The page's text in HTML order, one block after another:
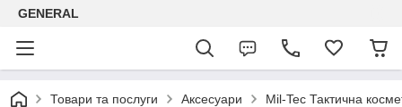
GENERAL
Товари та послуги Аксесуари Mil-Tec Тактична